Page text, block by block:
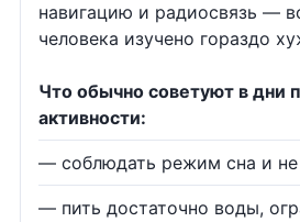
навигацию и радиосвязь —
человека изучено гораздо
Что обычно советуют в дни
активности:
— соблюдать режим сна и не
— пить достаточно воды,